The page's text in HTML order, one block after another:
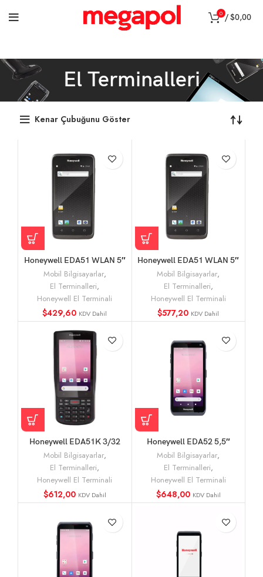
0 /$0,00
El Terminalleri
Kenar Çubuğunu Göster
Honeywell EDA51 WLAN 5″
3601 El Terminali
Mobil Bilgisayarlar,
El Terminalleri,
Honeywell El Terminali
$429,60 KDV Dahil
Honeywell EDA51 WLAN 5″
6603 El Terminali
Mobil Bilgisayarlar,
El Terminalleri,
Honeywell El Terminali
$577,20 KDV Dahil
Honeywell EDA51K 3/32
WLAN 5″ El Terminali
Mobil Bilgisayarlar,
El Terminalleri,
Honeywell El Terminali
$612,00 KDV Dahil
Honeywell EDA52 5,5″
WLAN AND11 El Terminali
Mobil Bilgisayarlar,
El Terminalleri,
Honeywell El Terminali
$648,00 KDV Dahil